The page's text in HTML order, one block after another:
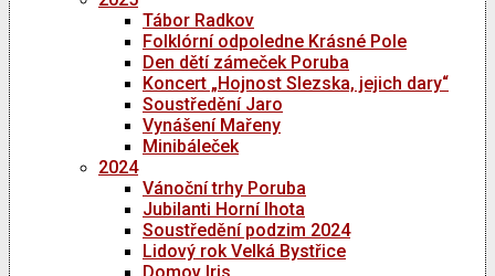
Tábor Radkov
Folklórní odpoledne Krásné Pole
Den dětí zámeček Poruba
Koncert „Hojnost Slezska, jejich dary“
Soustředění Jaro
Vynášení Mařeny
Minibáleček
2024
Vánoční trhy Poruba
Jubilanti Horní lhota
Soustředění podzim 2024
Lidový rok Velká Bystřice